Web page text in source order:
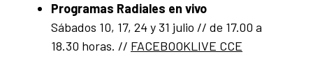
Programas Radiales en vivo
Sábados 10, 17, 24 y 31 julio // de 17.00 a
18.30 horas. // FACEBOOKLIVE CCE